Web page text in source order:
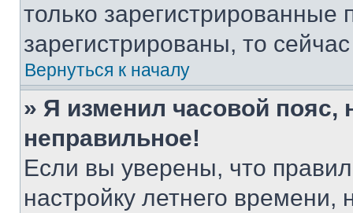
только
зарегистрированы, то
Вернуться к началу
» Я изменил часовой пояс,
неправильное!
Если вы уверены, что
настройку летнего